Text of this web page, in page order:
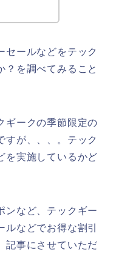
セールなどをテック
？を調べてみること
ギークの季節限定の
すが、、、。テック
を実施しているかど
ンなど、テックギー
などでお得な割引
記事にさせていただ